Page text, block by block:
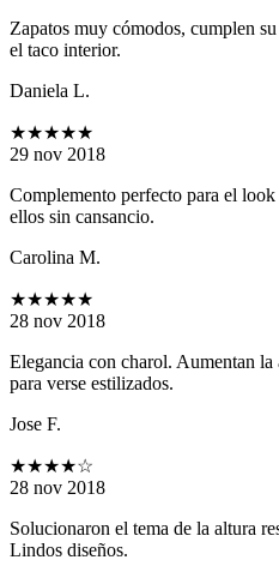
Zapatos muy cómodos, cumplen
el taco interior.
Daniela L.
★★★★★
29 nov 2018
Complemento perfecto para el
ellos sin cansancio.
Carolina M.
★★★★★
28 nov 2018
Elegancia con charol. Aumentan la
para verse estilizados.
Jose F.
★★★★☆
28 nov 2018
Solucionaron el tema de la altura
Lindos diseños.